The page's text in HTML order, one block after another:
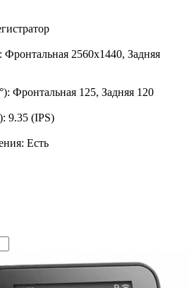
Фронтальная 2560x1440, Задняя
Фронтальная 125, Задняя 120
9.35 (IPS)
Есть